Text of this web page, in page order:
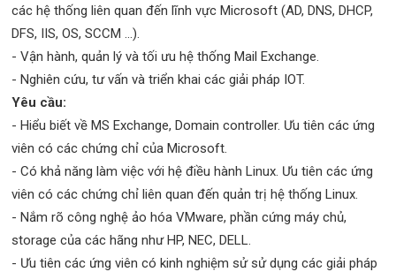
các hệ thống liên quan đến lĩnh vực Microsoft (AD, DNS, DHCP,
DFS, IIS, OS, SCCM ...).
- Vận hành, quản lý và tối ưu hệ thống Mail Exchange.
- Nghiên cứu, tư vấn và triển khai các giải pháp IOT.
Yêu cầu:
- Hiểu biết về MS Exchange, Domain controller. Ưu tiên các ứng
viên có các chứng chỉ của Microsoft.
- Có khả năng làm việc với hệ điều hành Linux. Ưu tiên các ứng
viên có các chứng chỉ liên quan đến quản trị hệ thống Linux.
- Nắm rõ công nghệ ảo hóa VMware, phần cứng máy chủ,
storage của các hãng như HP, NEC, DELL.
- Ưu tiên các ứng viên có kinh nghiệm sử sử dụng các giải pháp